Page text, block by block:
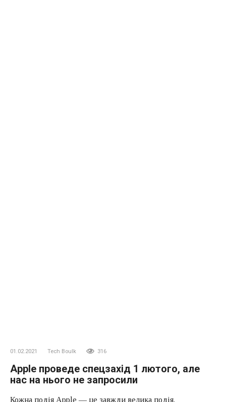
01.02.2021 Tech Boulk 316
Apple проведе спецзахід 1 лютого, але
нас на нього не запросили
Кожна подія Apple — це завжди велика подія.